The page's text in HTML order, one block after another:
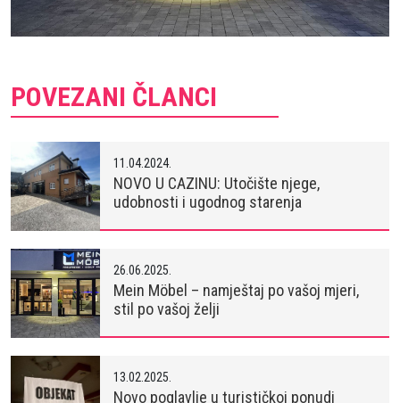
POVEZANI ČLANCI
11.04.2024.
NOVO U CAZINU: Utočište njege,
udobnosti i ugodnog starenja
26.06.2025.
Mein Möbel – namještaj po vašoj mjeri,
stil po vašoj želji
13.02.2025.
Novo poglavlje u turističkoj ponudi